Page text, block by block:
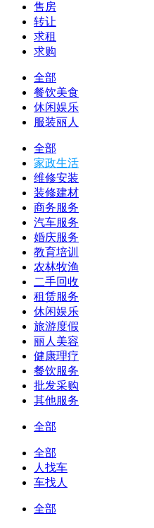
售房
转让
求租
求购
全部
餐饮美食
休闲娱乐
服装丽人
全部
家政生活
维修安装
装修建材
商务服务
汽车服务
婚庆服务
教育培训
农林牧渔
二手回收
租赁服务
休闲娱乐
旅游度假
丽人美容
健康理疗
餐饮服务
批发采购
其他服务
全部
全部
人找车
车找人
全部